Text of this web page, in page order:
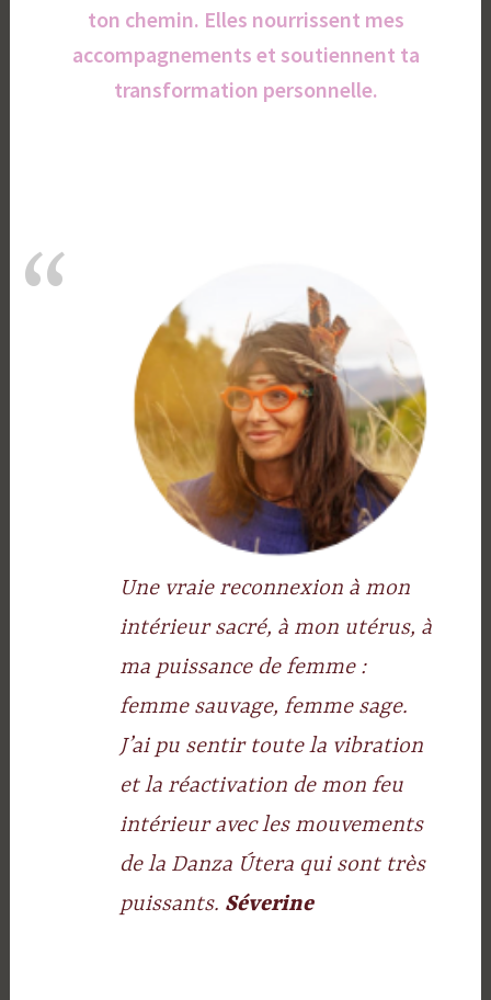
ton chemin. Elles nourrissent mes
accompagnements et soutiennent ta
transformation personnelle.
Une vraie reconnexion à mon
intérieur sacré, à mon utérus, à
ma puissance de femme :
femme sauvage, femme sage.
J’ai pu sentir toute la vibration
et la réactivation de mon feu
intérieur avec les mouvements
de la Danza Útera qui sont très
puissants. Séverine